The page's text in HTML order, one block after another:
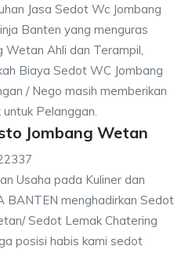
Jasa Sedot Wc Jombang
Banten yang menguras
Ahli dan Terampil,
Biaya Sedot WC Jombang
/ Nego masih memberikan
Pelanggan.
Jombang Wetan
Usaha pada Kuliner dan
BANTEN menghadirkan Sedot
Sedot Lemak Chatering
posisi habis kami sedot